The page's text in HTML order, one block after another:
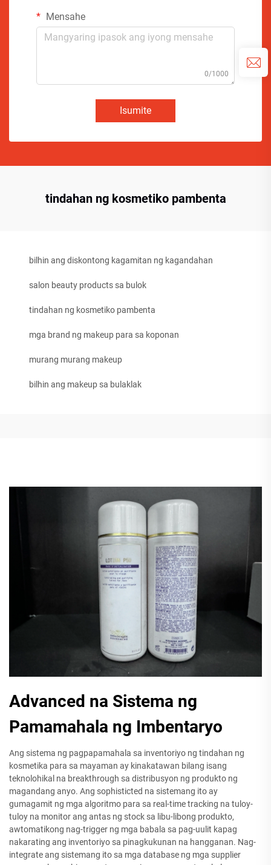
Mensahe
0/1000
Isumite
tindahan ng kosmetiko pambenta
bilhin ang diskontong kagamitan ng kagandahan
salon beauty products sa bulok
tindahan ng kosmetiko pambenta
mga brand ng makeup para sa koponan
murang murang makeup
bilhin ang makeup sa bulaklak
Advanced na Sistema ng
Pamamahala ng Imbentaryo
Ang sistema ng pagpapamahala sa inventoriyo ng tindahan ng
kosmetika para sa mayaman ay kinakatawan bilang isang
teknolohikal na breakthrough sa distribusyon ng produkto ng
magandang anyo. Ang sophisticted na sistemang ito ay
gumagamit ng mga algoritmo para sa real-time tracking na tuloy-
tuloy na monitor ang antas ng stock sa libu-libong produkto,
awtomatikong nag-trigger ng mga babala sa pag-uulit kapag
nakarating ang inventoriyo sa pinagkukunan na hangganan. Nag-
integrate ang sistemang ito sa mga database ng mga supplier